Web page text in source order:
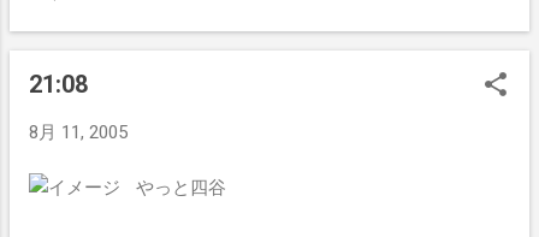
21:08
8月 11, 2005
やっと四谷